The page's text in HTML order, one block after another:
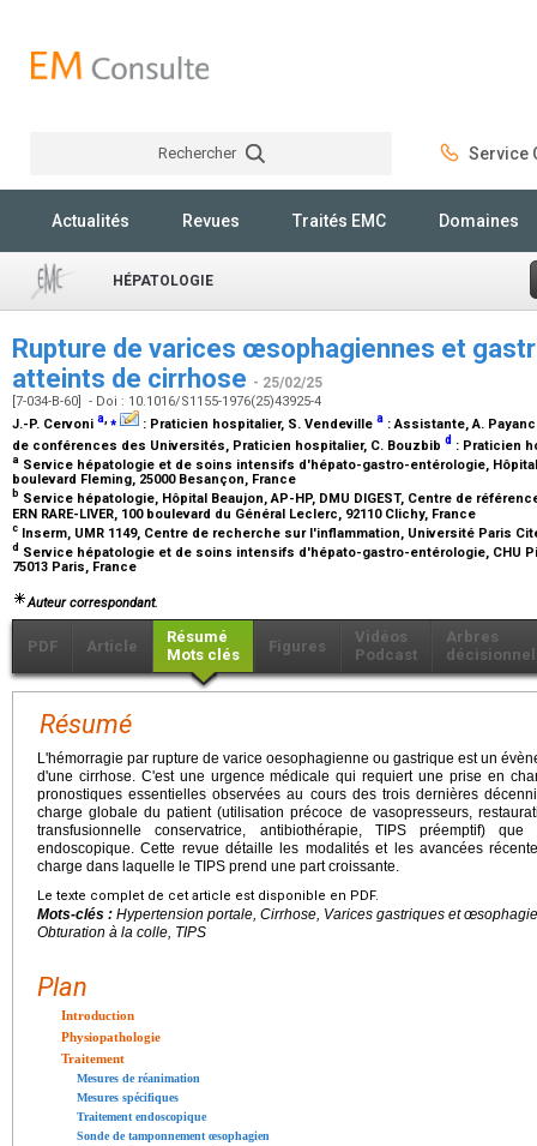
Rechercher Service
Actualités Revues Traités EMC Domaines
HÉPATOLOGIE
Rupture de varices œsophagiennes et
atteints de cirrhose - 25/02/25
[7-034-B-60] - Doi : 10.1016/S1155-1976(25)43925-4
J.-P. Cervoni a,⁎ : Praticien hospitalier, S. Vendeville a :Assistante, A.
de conférences des Universités, Praticien hospitalier, C. Bouzbib d : Praticien
a Service hépatologie et de soins intensifs d'hépato-gastro-entérologie, Hôpital
boulevard Fleming, 25000 Besançon, France
b Service hépatologie, Hôpital Beaujon, AP-HP, DMU DIGEST, Centre de
ERN RARE-LIVER, 100 boulevard du Général Leclerc, 92110 Clichy, France
c Inserm, UMR 1149, Centre de recherche sur l'inflammation, Université Paris
d Service hépatologie et de soins intensifs d'hépato-gastro-entérologie, CHU
75013 Paris, France
Auteur correspondant.
PDF Article
Résumé
Mots clés
Figures
Vidéos
Podcast
Arbres
Résumé
L'hémorragie par rupture de varice oesophagienne ou gastrique est un
d'une cirrhose. C'est une urgence médicale qui requiert une prise en
pronostiques essentielles observées au cours des trois dernières
charge globale du patient (utilisation précoce de vasopresseurs,
transfusionnelle conservatrice, antibiothérapie, TIPS préemptif)
endoscopique. Cette revue détaille les modalités et les avancées
charge dans laquelle le TIPS prend une part croissante.
Le texte complet de cet article est disponible en PDF.
Mots-clés : Hypertension portale, Cirrhose, Varices gastriques et
Obturation à la colle, TIPS
Plan
Introduction
Physiopathologie
Traitement
Mesures de réanimation
Mesures spécifiques
Traitement endoscopique
Sonde de tamponnement œsophagien